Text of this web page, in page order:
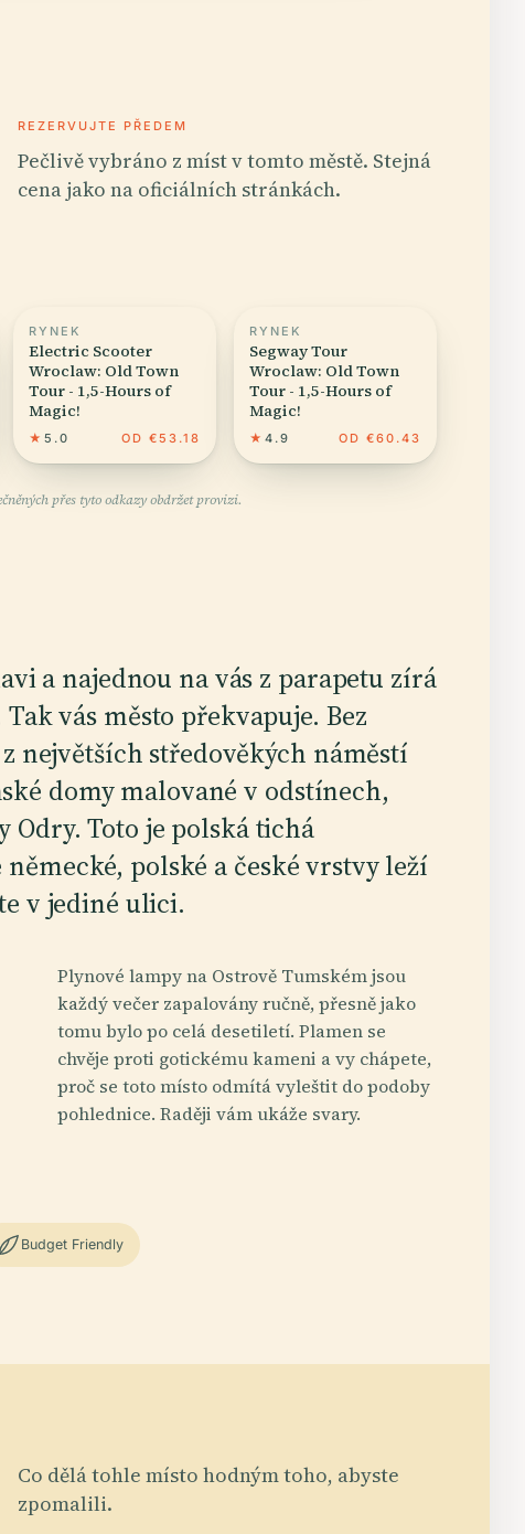
REZERVUJTE PŘEDEM
Pečlivě vybráno z míst v tomto městě. Stejná
cena jako na oficiálních stránkách.
RYNEK
Electric Scooter
Wroclaw: Old Town
Tour - 1,5-Hours of
Magic!
★ 5.0 OD €53.18
RYNEK
Segway Tour
Wroclaw: Old Town
Tour - 1,5-Hours of
Magic!
★ 4.9 OD €60.43
přes tyto odkazy obdržet provizi.
a najednou na vás z parapetu zírá
vás město překvapuje. Bez
největších středověkých náměstí
domy malované v odstínech,
Odry. Toto je polská tichá
polské a české vrstvy leží
v jediné ulici.
Plynové lampy na Ostrově Tumském jsou
každý večer zapalovány ručně, přesně jako
tomu bylo po celá desetiletí. Plamen se
chvěje proti gotickému kameni a vy chápete,
proč se toto místo odmítá vyleštit do podoby
pohlednice. Raději vám ukáže svary.
Budget Friendly
Co dělá tohle místo hodným toho, abyste
zpomalili.